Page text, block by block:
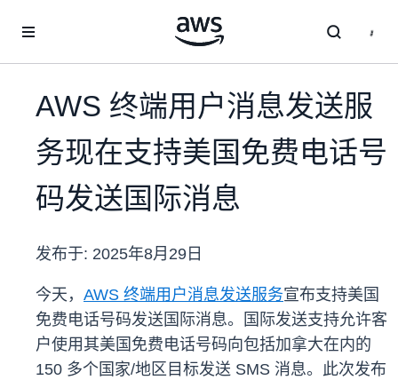
AWS 终端用户消息发送服
务现在支持美国免费电话号
码发送国际消息
发布于: 2025年8月29日
今天， AWS 终端用户消息发送服务宣布支持美国
免费电话号码发送国际消息。国际发送支持允许客
户使用其美国免费电话号码向包括加拿大在内的
150 多个国家/地区目标发送 SMS 消息。此次发布